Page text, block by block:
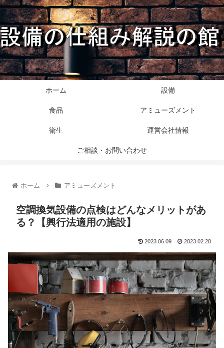
ホーム 設備
食品 アミューズメント
衛生 運営会社情報
ご相談・お問い合わせ
ホーム アミューズメント
空調換気設備の点検はどんなメリットがあ
る？【興行法適用の施設】
2023.06.09 2023.02.28